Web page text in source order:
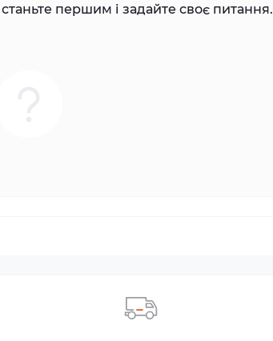
першим і задайте своє питання.